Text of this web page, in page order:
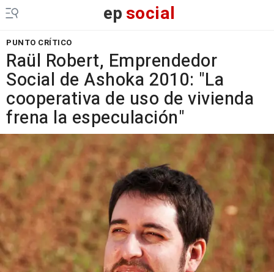
epsocial
PUNTO CRÍTICO
Raül Robert, Emprendedor
Social de Ashoka 2010: "La
cooperativa de uso de vivienda
frena la especulación"